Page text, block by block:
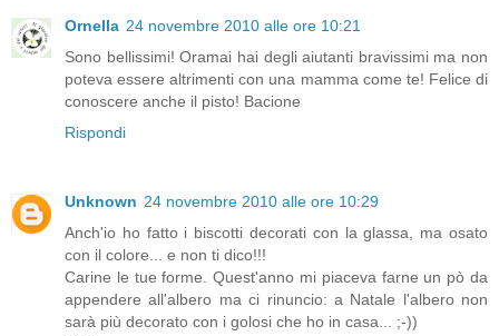
Ornella 24 novembre 2010 alle ore 10:21
Sono bellissimi! Oramai hai degli aiutanti bravissimi ma non
poteva essere altrimenti con una mamma come te! Felice di
conoscere anche il pisto! Bacione
Rispondi
Unknown 24 novembre 2010 alle ore 10:29
Anch'io ho fatto i biscotti decorati con la glassa, ma osato
con il colore... e non ti dico!!!
Carine le tue forme. Quest'anno mi piaceva farne un pò da
appendere all'albero ma ci rinuncio: a Natale l'albero non
sarà più decorato con i golosi che ho in casa... ;-))